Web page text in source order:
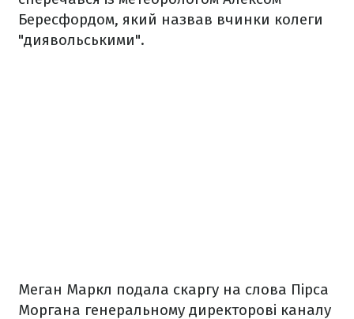
Бересфордом, який назвав вчинки колеги
"диявольськими".
Меган Маркл подала скаргу на слова Пірса
Моргана генеральному директорові каналу